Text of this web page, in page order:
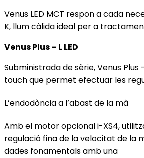
Venus LED MCT respon a cada
K, llum càlida ideal per a
Venus Plus – L LED
Subministrada de sèrie, Venus
touch que permet efectuar les
L’endodòncia a l’abast de la mà
Amb el motor opcional i-XS4,
regulació fina de la velocitat de la
dades fonamentals amb una